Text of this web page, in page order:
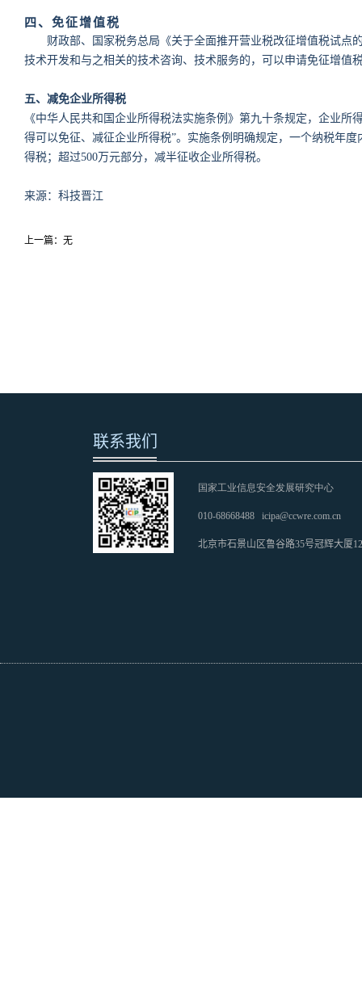
四、免征增值税
财政部、国家税务总局《关于全面推开营业税改征增值税试点
技术开发和与之相关的技术咨询、技术服务的，可以申请免征增值
五、减免企业所得税
《中华人民共和国企业所得税法实施条例》第九十条规定，企业
得可以免征、减征企业所得税”。实施条例明确规定，一个纳税年
得税；超过500万元部分，减半征收企业所得税。
来源：科技晋江
上一篇：无
联系我们
国家工业信息安全发展研究中心
010-68668488 icipa@ccwre.com.cn
北京市石景山区鲁谷路35号冠辉大厦